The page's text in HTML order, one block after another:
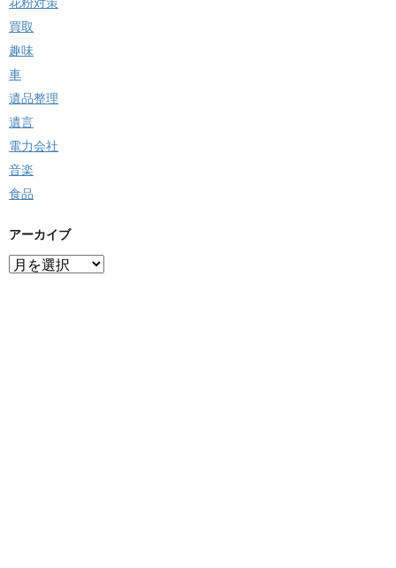
買取
趣味
車
遺品整理
遺言
電力会社
音楽
食品
アーカイブ
ア